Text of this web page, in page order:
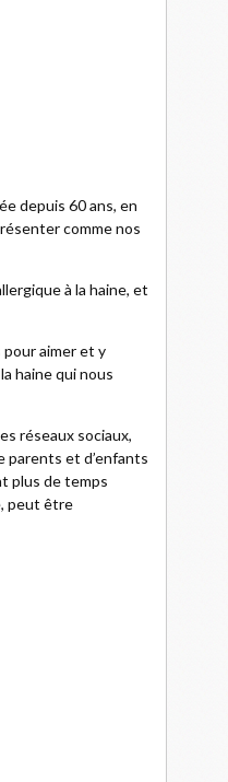
depuis 60 ans, en
comme nos
à la haine, et
pour aimer et y
haine qui nous
réseaux sociaux,
parents et d’enfants
plus de temps
peut être